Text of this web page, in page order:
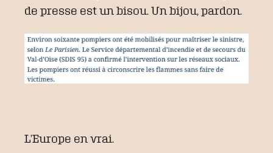
de presse est un bisou. Un bijou, pardon.
L’Europe en vrai.